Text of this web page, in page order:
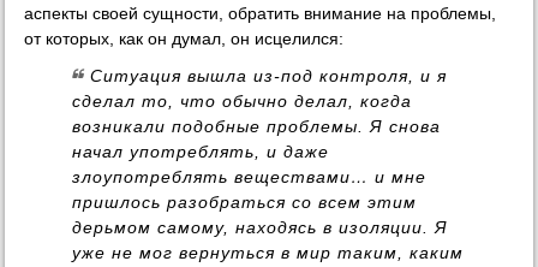
аспекты своей сущности, обратить внимание на проблемы,
от которых, как он думал, он исцелился:
Ситуация вышла из-под контроля, и я
сделал то, что обычно делал, когда
возникали подобные проблемы. Я снова
начал употреблять, и даже
злоупотреблять веществами… и мне
пришлось разобраться со всем этим
дерьмом самому, находясь в изоляции. Я
уже не мог вернуться в мир таким, каким